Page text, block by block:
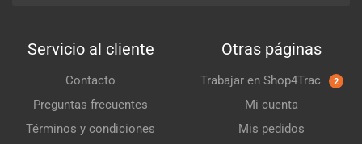
Servicio al cliente
Contacto
Preguntas frecuentes
Términos y condiciones
Otras páginas
Trabajar en Shop4Trac 2
Mi cuenta
Mis pedidos